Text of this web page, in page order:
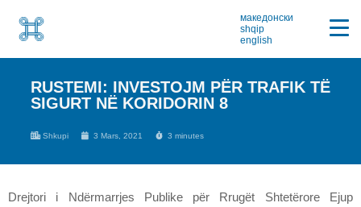
македонски
shqip
english
RUSTEMI: INVESTOJM PËR TRAFIK TË
SIGURT NË KORIDORIN 8
Shkupi 3 Mars, 2021 3 minutes
Drejtori i Ndërmarrjes Publike për Rrugët Shtetërore Ejup